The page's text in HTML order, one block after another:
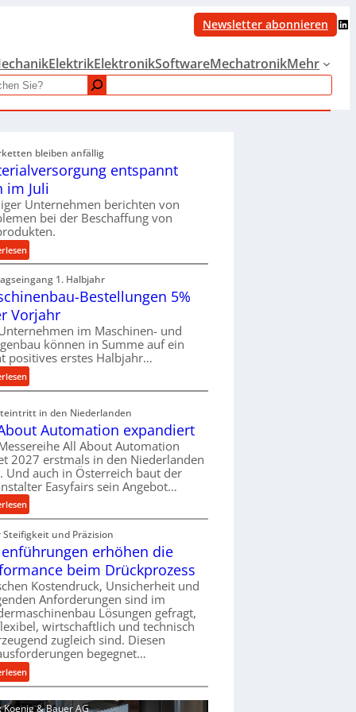
Newsletter abonnieren LinkedIn
ElektrikElektronikSoftwareMechatronikMehr
bleiben anfällig
entspannt
im Juli
Unternehmen berichten von
bei der Beschaffung von
:
M
a
t
r
a
l
v
r
s
o
r
g
u
n
g
e
n
t
p
a
n
n
t
s
i
c
1. Halbjahr
Bestellungen 5%
Vorjahr
im Maschinen- und
können in Summe auf ein
positives erstes Halbjahr…
:
M
c
h
i
n
e
n
a
u
-
B
e
s
t
e
l
l
n
in den Niederlanden
Automation expandiert
All About Automation
2027 erstmals in den Niederlanden
Und auch in Österreich baut der
Easyfairs sein Angebot…
:
A
l
l
b
o
u
t
A
u
t
o
m
Steifigkeit und Präzision
erhöhen die
beim Drückprozess
Kostendruck, Unsicherheit und
Anforderungen sind im
Lösungen gefragt,
wirtschaftlich und technisch
zugleich sind. Diesen
begegnet…
:
R
o
Koenig & Bauer AG